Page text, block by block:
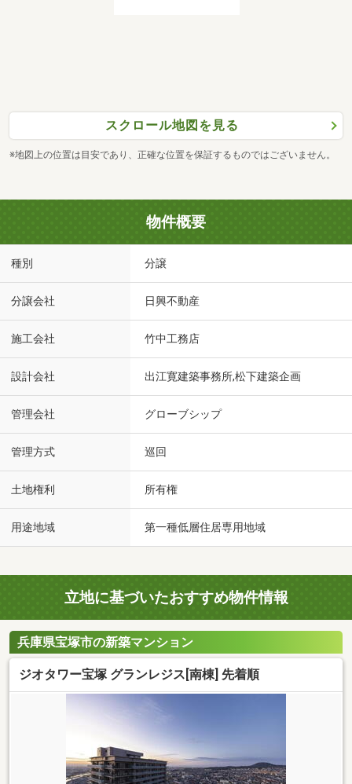
スクロール地図を見る
※地図上の位置は目安であり、正確な位置を保証するものではございません。
物件概要
種別 分譲
分譲会社 日興不動産
施工会社 竹中工務店
設計会社 出江寛建築事務所,松下建築企画
管理会社 グローブシップ
管理方式 巡回
土地権利 所有権
用途地域 第一種低層住居専用地域
立地に基づいたおすすめ物件情報
兵庫県宝塚市の新築マンション
ジオタワー宝塚 グランレジス[南棟] 先着順